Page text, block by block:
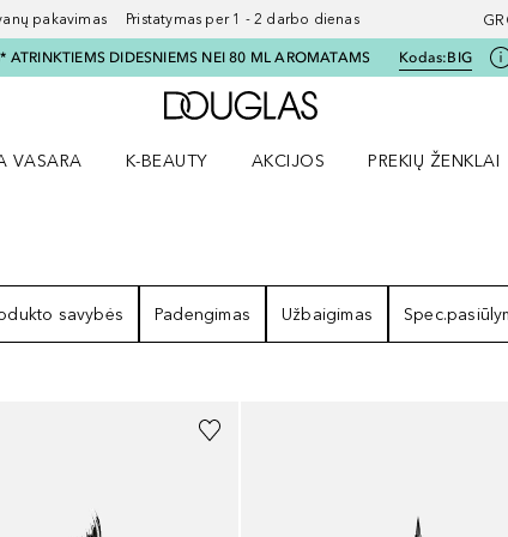
pakavimas Pristatymas per 1 - 2 darbo dienas
ATRINKTIEMS DIDESNIEMS NEI 80 ML AROMATAMS Kodas:BIG
Į Douglas pagrindinį
VASARA
K-BEAUTY
AKCIJOS
PREKIŲ ŽENKLAI
savybės Padengimas Užbaigimas